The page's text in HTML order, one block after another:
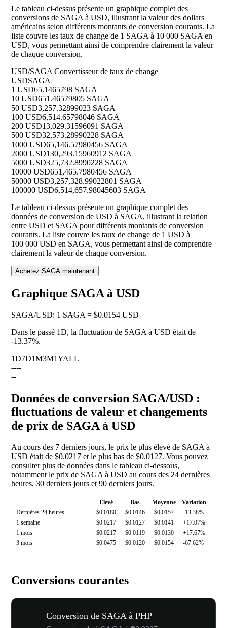
Le tableau ci-dessus présente un graphique complet des
conversions de SAGA à USD, illustrant la valeur des dollars
américains selon différents montants de conversion courants. La
liste couvre les taux de change de 1 SAGA à 10 000 SAGA en
USD, vous permettant ainsi de comprendre clairement la valeur
de chaque conversion.
USD/SAGA Convertisseur de taux de change
USDSAGA
1 USD65.1465798 SAGA
10 USD651.46579805 SAGA
50 USD3,257.32899023 SAGA
100 USD6,514.65798046 SAGA
200 USD13,029.31596091 SAGA
500 USD32,573.28990228 SAGA
1000 USD65,146.57980456 SAGA
2000 USD130,293.15960912 SAGA
5000 USD325,732.8990228 SAGA
10000 USD651,465.7980456 SAGA
50000 USD3,257,328.99022801 SAGA
100000 USD6,514,657.98045603 SAGA
Le tableau ci-dessus présente un graphique complet des
données de conversion de USD à SAGA, illustrant la relation
entre USD et SAGA pour différents montants de conversion
courants. La liste couvre les taux de change de 1 USD à
100 000 USD en SAGA, vous permettant ainsi de comprendre
clairement la valeur de chaque conversion.
Achetez SAGA maintenant
Graphique SAGA à USD
SAGA/USD: 1 SAGA = $0.0154 USD
Dans le passé 1D, la fluctuation de SAGA à USD était de
-13.37%.
1D7D1M3M1YALL
----
--
Données de conversion SAGA/USD :
fluctuations de valeur et changements
de prix de SAGA à USD
Au cours des 7 derniers jours, le prix le plus élevé de SAGA à
USD était de $0.0217 et le plus bas de $0.0127. Vous pouvez
consulter plus de données dans le tableau ci-dessous,
notamment le prix de SAGA à USD au cours des 24 dernières
heures, 30 derniers jours et 90 derniers jours.
Elevé Bas Moyenne
Variation
Dernières 24 heures
$0.0180 $0.0146 $0.0157
-13.38%
1 semaine
$0.0217 $0.0127 $0.0141
+17.07%
1 mois
$0.0217 $0.0119 $0.0130
+17.67%
3 mois
$0.0475 $0.0120 $0.0154 -67.62%
Conversions courantes
Conversion de SAGA à PHP